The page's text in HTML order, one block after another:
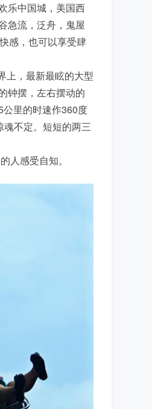
乐中国城，美国西
急流，泛舟，鬼屋
感，也可以享受肆
上，最新最眩的大型
钟摆，左右摆动的
公里的时速作360度
魂不定。短短的两三
人感受自知。